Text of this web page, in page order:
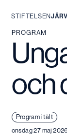
Hoppa
STIFTELSEN
PROGRAM
och
Program i tält
onsdag 27 maj